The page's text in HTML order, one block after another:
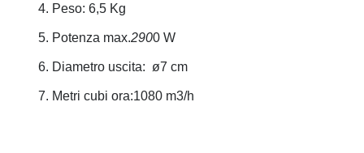
Peso: 6,5 Kg
Potenza max.2900 W
Diametro uscita: ø7 cm
Metri cubi ora:1080 m3/h